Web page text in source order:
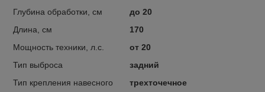
Глубина обработки, см
до 20
Длина, см
170
Мощность техники, л.с.
от 20
Тип выброса
задний
Тип крепления навесного
трехточечное